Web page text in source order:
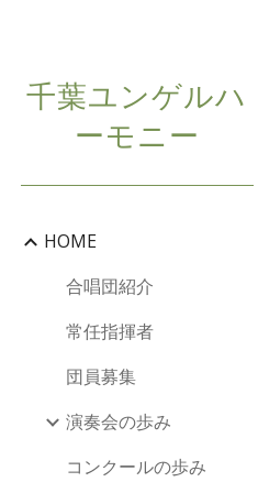
千葉ユンゲルハ
ーモニー
HOME
合唱団紹介
常任指揮者
団員募集
演奏会の歩み
コンクールの歩み